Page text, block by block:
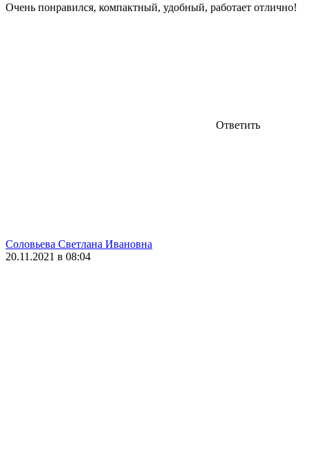
Очень понравился, компактный, удобный, работает отлично!
Ответить
Соловьева Светлана Ивановна
20.11.2021 в 08:04